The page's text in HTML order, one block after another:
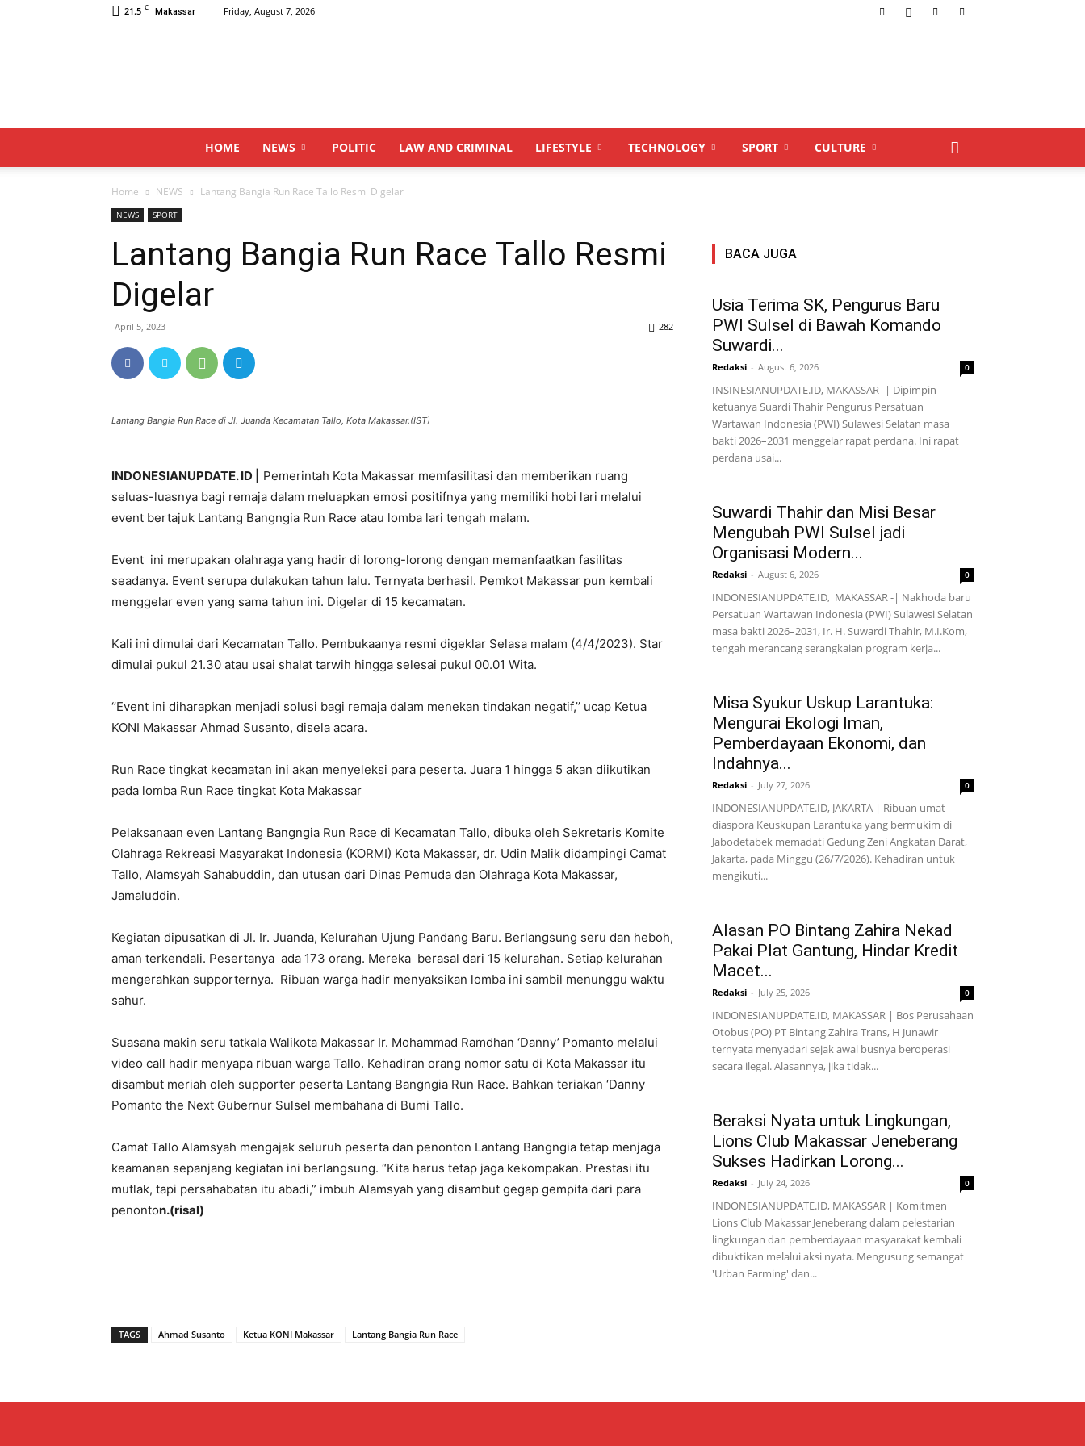
21.5 C Makassar Friday, August 7, 2026
INDONESIANUPDATE.id
HOME NEWS POLITIC LAW AND CRIMINAL LIFESTYLE TECHNOLOGY SPORT CULTURE
Home NEWS Lantang Bangia Run Race Tallo Resmi Digelar
NEWS SPORT
Lantang Bangia Run Race Tallo Resmi
Digelar
April 5, 2023 282
Lantang Bangia Run Race di Jl. Juanda Kecamatan Tallo, Kota Makassar.(IST)
INDONESIANUPDATE. ID |
Pemerintah Kota Makassar memfasilitasi dan memberikan ruang
seluas-luasnya bagi remaja dalam meluapkan emosi positifnya yang memiliki hobi lari melalui
event bertajuk Lantang Bangngia Run Race atau lomba lari tengah malam.
Event ini merupakan olahraga yang hadir di lorong-lorong dengan memanfaatkan fasilitas
seadanya. Event serupa dulakukan tahun lalu. Ternyata berhasil. Pemkot Makassar pun kembali
menggelar even yang sama tahun ini. Digelar di 15 kecamatan.
Kali ini dimulai dari Kecamatan Tallo. Pembukaanya resmi digeklar Selasa malam (4/4/2023). Star
dimulai pukul 21.30 atau usai shalat tarwih hingga selesai pukul 00.01 Wita.
‘’Event ini diharapkan menjadi solusi bagi remaja dalam menekan tindakan negatif,’’ ucap Ketua
KONI Makassar Ahmad Susanto, disela acara.
Run Race tingkat kecamatan ini akan menyeleksi para peserta. Juara 1 hingga 5 akan diikutikan
pada lomba Run Race tingkat Kota Makassar
Pelaksanaan even Lantang Bangngia Run Race di Kecamatan Tallo, dibuka oleh Sekretaris Komite
Olahraga Rekreasi Masyarakat Indonesia (KORMI) Kota Makassar, dr. Udin Malik didampingi Camat
Tallo, Alamsyah Sahabuddin, dan utusan dari Dinas Pemuda dan Olahraga Kota Makassar,
Jamaluddin.
Kegiatan dipusatkan di Jl. Ir. Juanda, Kelurahan Ujung Pandang Baru. Berlangsung seru dan heboh,
aman terkendali. Pesertanya ada 173 orang. Mereka berasal dari 15 kelurahan. Setiap kelurahan
mengerahkan supporternya. Ribuan warga hadir menyaksikan lomba ini sambil menunggu waktu
sahur.
Suasana makin seru tatkala Walikota Makassar Ir. Mohammad Ramdhan ‘Danny’ Pomanto melalui
video call hadir menyapa ribuan warga Tallo. Kehadiran orang nomor satu di Kota Makassar itu
disambut meriah oleh supporter peserta Lantang Bangngia Run Race. Bahkan teriakan ‘Danny
Pomanto the Next Gubernur Sulsel membahana di Bumi Tallo.
Camat Tallo Alamsyah mengajak seluruh peserta dan penonton Lantang Bangngia tetap menjaga
keamanan sepanjang kegiatan ini berlangsung. “Kita harus tetap jaga kekompakan. Prestasi itu
mutlak, tapi persahabatan itu abadi,” imbuh Alamsyah yang disambut gegap gempita dari para
penonton.(risal)
TAGS Ahmad Susanto Ketua KONI Makassar Lantang Bangia Run Race
BACA JUGA
Usia Terima SK, Pengurus Baru
PWI Sulsel di Bawah Komando
Suwardi...
Redaksi - August 6, 2026 0
INSINESIANUPDATE.ID, MAKASSAR -| Dipimpin
ketuanya Suardi Thahir Pengurus Persatuan
Wartawan Indonesia (PWI) Sulawesi Selatan masa
bakti 2026–2031 menggelar rapat perdana. Ini rapat
perdana usai...
Suwardi Thahir dan Misi Besar
Mengubah PWI Sulsel jadi
Organisasi Modern...
Redaksi - August 6, 2026 0
INDONESIANUPDATE.ID, MAKASSAR -| Nakhoda baru
Persatuan Wartawan Indonesia (PWI) Sulawesi Selatan
masa bakti 2026–2031, Ir. H. Suwardi Thahir, M.I.Kom,
tengah merancang serangkaian program kerja...
Misa Syukur Uskup Larantuka:
Mengurai Ekologi Iman,
Pemberdayaan Ekonomi, dan
Indahnya...
Redaksi - July 27, 2026 0
INDONESIANUPDATE.ID, JAKARTA | Ribuan umat
diaspora Keuskupan Larantuka yang bermukim di
Jabodetabek memadati Gedung Zeni Angkatan Darat,
Jakarta, pada Minggu (26/7/2026). Kehadiran untuk
mengikuti...
Alasan PO Bintang Zahira Nekad
Pakai Plat Gantung, Hindar Kredit
Macet...
Redaksi - July 25, 2026 0
INDONESIANUPDATE.ID, MAKASSAR | Bos Perusahaan
Otobus (PO) PT Bintang Zahira Trans, H Junawir
ternyata menyadari sejak awal busnya beroperasi
secara ilegal. Alasannya, jika tidak...
Beraksi Nyata untuk Lingkungan,
Lions Club Makassar Jeneberang
Sukses Hadirkan Lorong...
Redaksi - July 24, 2026 0
INDONESIANUPDATE.ID, MAKASSAR | Komitmen
Lions Club Makassar Jeneberang dalam pelestarian
lingkungan dan pemberdayaan masyarakat kembali
dibuktikan melalui aksi nyata. Mengusung semangat
'Urban Farming' dan...